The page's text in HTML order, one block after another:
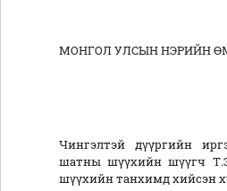
МОНГОЛ УЛСЫН НЭРИЙН
Чингэлтэй дүүргийн
шатны шүүхийн шүүгч
шүүхийн танхимд хийсэн